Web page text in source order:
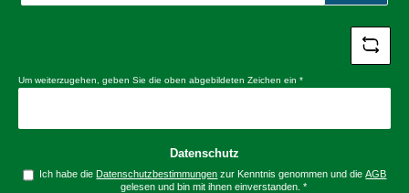
Um weiterzugehen, geben Sie die oben abgebildeten Zeichen ein *
Datenschutz
Ich habe dieDatenschutzbestimmungen zur Kenntnis genommen und dieAGB
gelesen und bin mit ihnen einverstanden. *